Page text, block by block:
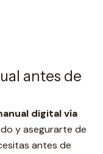
antes de
digital vía
y asegurarte de
antes de